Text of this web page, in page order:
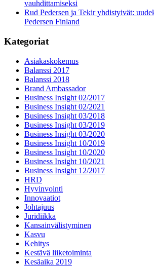
vauhdittamiseksi
Rud Pedersen ja Tekir yhdistyivät:
Pedersen Finland
Kategoriat
Asiakaskokemus
Balanssi 2017
Balanssi 2018
Brand Ambassador
Business Insight 02/2017
Business Insight 02/2021
Business Insight 03/2018
Business Insight 03/2019
Business Insight 03/2020
Business Insight 10/2019
Business Insight 10/2020
Business Insight 10/2021
Business Insight 12/2017
HRD
Hyvinvointi
Innovaatiot
Johtajuus
Juridiikka
Kansainvälistyminen
Kasvu
Kehitys
Kestävä liiketoiminta
Kesäaika 2019